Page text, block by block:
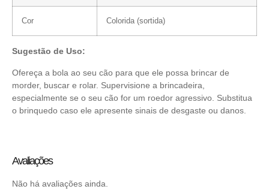
Cor Colorida (sortida)
Sugestão de Uso:
Ofereça a bola ao seu cão para que ele possa brincar de
morder, buscar e rolar. Supervisione a brincadeira,
especialmente se o seu cão for um roedor agressivo. Substitua
o brinquedo caso ele apresente sinais de desgaste ou danos.
Avaliações
Não há avaliações ainda.